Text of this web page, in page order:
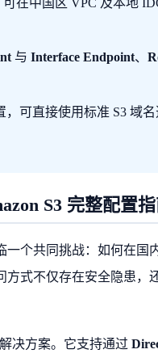
与 Interface Endpoint、
可直接使用标准 S3 域
S3 完整配置
个共同挑战：如何在国
式不仅存在安全隐患，
决方案。它支持通过